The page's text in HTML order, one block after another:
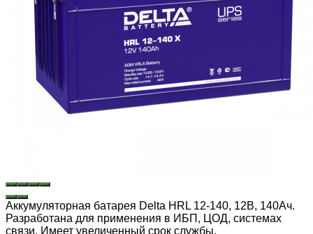
Аккумуляторная батарея Delta HRL 12-140, 12В, 140Ач.
Разработана для применения в ИБП, ЦОД, системах
связи. Имеет увеличенный срок службы.